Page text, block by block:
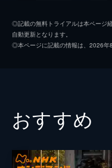
指示が下る。新藤は後輩
に励まされ「紅白歌合戦」
演者探しに出かけたものの
加
◎記載の無料トライアルは本ページ
自動更新となります。
◎本ページに記載の情報は、2026年8
おすすめ